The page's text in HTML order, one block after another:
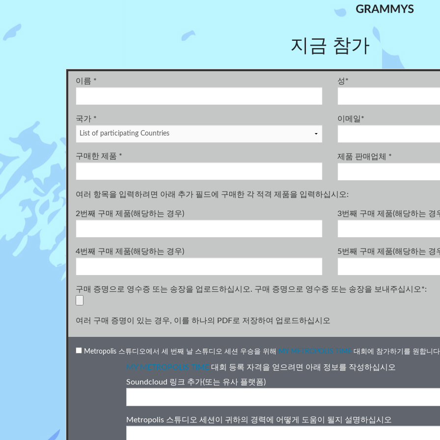
지금 참가
이름 *
국가 *
구매한 제품 *
성*
이메일*
제품 판매업체 *
여러 항목을 입력하려면 아래 추가 필드에 구매한 각 적격 제품을 입력하십시오:
2번째 구매 제품(해당하는 경우)
4번째 구매 제품(해당하는 경우)
3번째 구매 제품(해당하는 경
5번째 구매 제품(해당하는 경
구매 증명으로 영수증 또는 송장을 업로드하십시오. 구매 증명으로 영수증 또는 송장을 보내주십시오*:
여러 구매 증명이 있는 경우, 이를 하나의 PDF로 저장하여 업로드하십시오
Metropolis 스튜디오에서 세 번째 날 스튜디오 세션 우승을 위해 MY METROPOLIS TIME 대회에 참가하기를 원합니다
MY METROPOLIS TIME 대회 등록 자격을 얻으려면 아래 정보를 작성하십시오
Soundcloud 링크 추가(또는 유사 플랫폼)
Metropolis 스튜디오 세션이 귀하의 경력에 어떻게 도움이 될지 설명하십시오